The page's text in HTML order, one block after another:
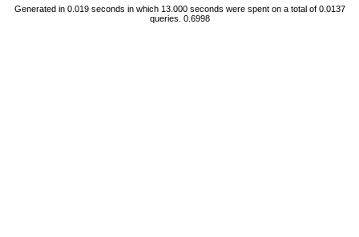
Generated in 0.019 seconds in which 13.000 seconds were spent on a total of 0.0137
queries. 0.6998